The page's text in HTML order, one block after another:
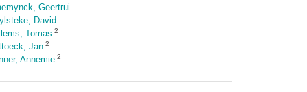
Geertrui
David
Tomas 2
Jan 2
Annemie 2